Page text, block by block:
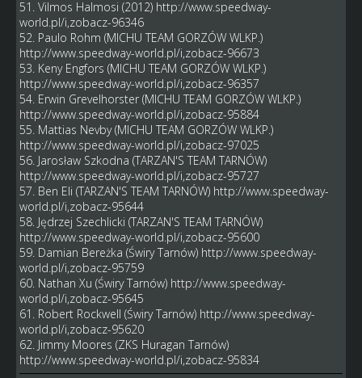
51. Vilmos Halmosi (2012) http://www.speedway-
world.pl/i,zobacz-96346
52. Paulo Rohm (MICHU TEAM GORZÓW WLKP.)
http://www.speedway-world.pl/i,zobacz-96673
53. Keny Engfors (MICHU TEAM GORZÓW WLKP.)
http://www.speedway-world.pl/i,zobacz-96357
54. Erwin Grevelhorster (MICHU TEAM GORZÓW WLKP.)
http://www.speedway-world.pl/i,zobacz-95884
55. Mattias Nevby (MICHU TEAM GORZÓW WLKP.)
http://www.speedway-world.pl/i,zobacz-97025
56. Jarosław Szkodna (TARZAN'S TEAM TARNÓW)
http://www.speedway-world.pl/i,zobacz-95727
57. Ben Eli (TARZAN'S TEAM TARNÓW) http://www.speedway-
world.pl/i,zobacz-95644
58. Jędrzej Szechlicki (TARZAN'S TEAM TARNÓW)
http://www.speedway-world.pl/i,zobacz-95600
59. Damian Bereżka (Świry Tarnów) http://www.speedway-
world.pl/i,zobacz-95759
60. Nathan Xu (Świry Tarnów) http://www.speedway-
world.pl/i,zobacz-95645
61. Robert Rockwell (Świry Tarnów) http://www.speedway-
world.pl/i,zobacz-95620
62. Jimmy Moores (ZKS Huragan Tarnów)
http://www.speedway-world.pl/i,zobacz-95834